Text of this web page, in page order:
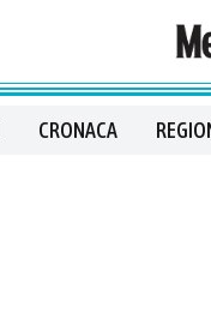
CRONACA